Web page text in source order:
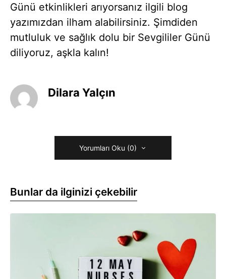
Günü etkinlikleri arıyorsanız ilgili blog
yazımızdan ilham alabilirsiniz. Şimdiden
mutluluk ve sağlık dolu bir Sevgililer Günü
diliyoruz, aşkla kalın!
Dilara Yalçın
Yorumları Oku (0)
Bunlar da ilginizi çekebilir